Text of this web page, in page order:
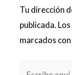
Tu dirección
publicada.
marcados con